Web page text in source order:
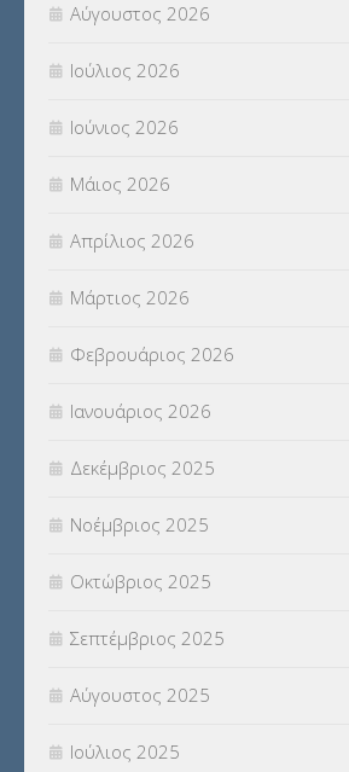
(18)
ΣΥΝΤΑΞΕΙΣ(12)
ΣΧΟΛΙΚΟΙ ΣΥΜΒΟΥΛΟΙ
ΥΠΕΡΑΡΙΘΜΟΙ(1)
ΥΠΟΤΡΟΦΙΕΣ(28)
ΦΥΣΙΚΗ ΑΓΩΓΗ(692)
Χωρίς κατηγορία
Αύγουστος 2026
Ιούλιος 2026
Ιούνιος 2026
Μάιος 2026
Απρίλιος 2026
Μάρτιος 2026
Φεβρουάριος 2026
Ιανουάριος 2026
Δεκέμβριος 2025
Νοέμβριος 2025
Οκτώβριος 2025
Σεπτέμβριος 2025
Αύγουστος 2025
Ιούλιος 2025